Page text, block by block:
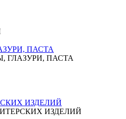
ПАСТА
ГЛАЗУРИ, ПАСТА
ИЗДЕЛИЙ
ИЗДЕЛИЙ